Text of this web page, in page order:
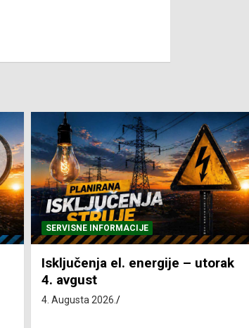
SVE VIJESTI VRIJEME
Pretežno sunčano i vruće
4. Augusta 2026.